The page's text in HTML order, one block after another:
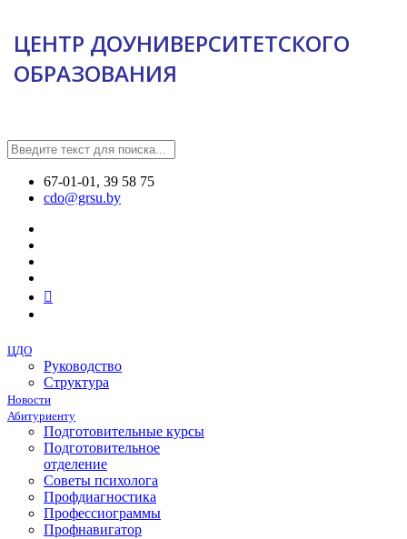
ЦЕНТР ДОУНИВЕРСИТЕТСКОГО
ОБРАЗОВАНИЯ
67-01-01, 39 58 75
cdo@grsu.by
ЦДО
Руководство
Структура
Новости
Абитуриенту
Подготовительные курсы
Подготовительное
отделение
Советы психолога
Профдиагностика
Профессиограммы
Профнавигатор